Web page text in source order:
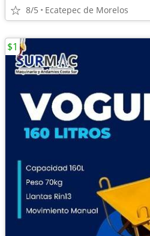
8/5 Ecatepec de Morelos
$1